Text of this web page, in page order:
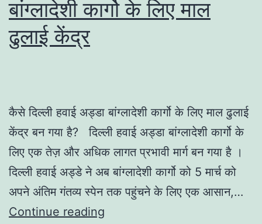
बांग्लादेशी कार्गो के लिए माल
ढुलाई केंद्र
कैसे दिल्ली हवाई अड्डा बांग्लादेशी कार्गो के लिए माल ढुलाई
केंद्र बन गया है? दिल्ली हवाई अड्डा बांग्लादेशी कार्गो के
लिए एक तेज़ और अधिक लागत प्रभावी मार्ग बन गया है ।
दिल्ली हवाई अड्डे ने अब बांग्लादेशी कार्गो को 5 मार्च को
अपने अंतिम गंतव्य स्पेन तक पहुंचने के लिए एक आसान,…
Continue reading